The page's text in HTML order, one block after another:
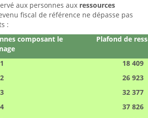
aux personnes aux ressources
fiscal de référence ne dépasse pas
:
composant le
Plafond de
1
18 409
2
26 923
3
32 377
4
37 826